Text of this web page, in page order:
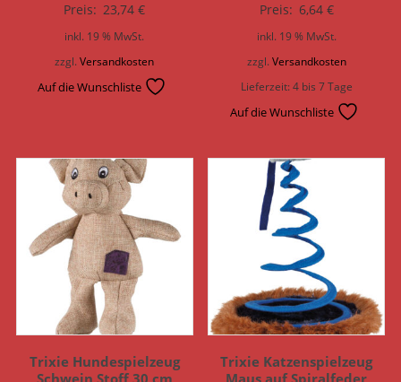
Preis: 23,74€
inkl. 19 % MwSt.
zzgl.Versandkosten
Auf die Wunschliste
Preis: 6,64 €
inkl. 19 % MwSt.
zzgl.Versandkosten
Lieferzeit:4 bis 7 Tage
Auf die Wunschliste
Trixie Hundespielzeug
Trixie Katzenspielzeug